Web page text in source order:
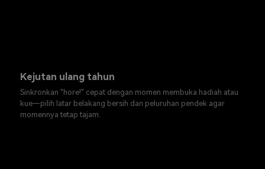
Kejutan ulang tahun
Sinkronkan "hore!" cepat dengan momen membuka hadiah atau
kue—pilih latar belakang bersih dan peluruhan pendek agar
momennya tetap tajam.